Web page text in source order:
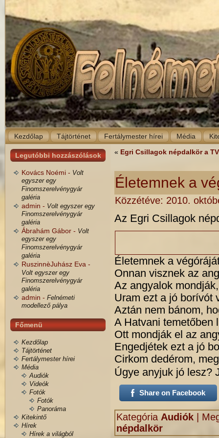
Kezdőlap Tájtörténet Fertálymester hírei Média
Legutóbbi hozzászólások
Kovács Noémi - Volt
egyszer egy
Finomszerelvénygyár
galéria
admin - Volt egyszer egy
Finomszerelvénygyár
galéria
Ábrahám Gábor - Volt
egyszer egy
Finomszerelvénygyár
galéria
RuszinnèJuhász Eva -
Volt egyszer egy
Finomszerelvénygyár
galéria
admin - Felnémeti
modellező pálya
Főmenü
Kezdőlap
Tájtörténet
Fertálymester hírei
Média
Audiók
Videók
Fotók
Fotók
Panoráma
Kitekintő
Hírek
Hírek a világból
« Egri Csillagok népdalkör a
Életemnek a
Közzétéve: 2010.
Az Egri Csillagok
Életemnek a
Onnan visznek az
Az angyalok
Uram ezt a jó borívót
Aztán nem bánom,
A Hatvani temetőben
Ott mondják el az
Engedjétek ezt a jó
Cirkom dedérom,
Úgye anyjuk jó lesz?
Share on Facebook
Kategória Audiók
népdalkör